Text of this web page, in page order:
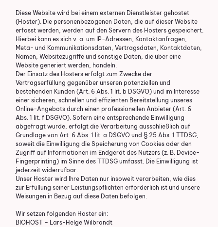
Diese Website wird bei einem externen Dienstleister gehostet
(Hoster). Die personenbezogenen Daten, die auf dieser Website
erfasst werden, werden auf den Servern des Hosters gespeichert.
Hierbei kann es sich v. a. um IP-Adressen, Kontaktanfragen,
Meta- und Kommunikationsdaten, Vertragsdaten, Kontaktdaten,
Namen, Websitezugriffe und sonstige Daten, die über eine
Website generiert werden, handeln.
Der Einsatz des Hosters erfolgt zum Zwecke der
Vertragserfüllung gegenüber unseren potenziellen und
bestehenden Kunden (Art. 6 Abs. 1 lit. b DSGVO) und im Interesse
einer sicheren, schnellen und effizienten Bereitstellung unseres
Online-Angebots durch einen professionellen Anbieter (Art. 6
Abs. 1 lit. f DSGVO). Sofern eine entsprechende Einwilligung
abgefragt wurde, erfolgt die Verarbeitung ausschließlich auf
Grundlage von Art. 6 Abs. 1 lit. a DSGVO und § 25 Abs. 1 TTDSG,
soweit die Einwilligung die Speicherung von Cookies oder den
Zugriff auf Informationen im Endgerät des Nutzers (z. B. Device-
Fingerprinting) im Sinne des TTDSG umfasst. Die Einwilligung ist
jederzeit widerrufbar.
Unser Hoster wird Ihre Daten nur insoweit verarbeiten, wie dies
zur Erfüllung seiner Leistungspflichten erforderlich ist und unsere
Weisungen in Bezug auf diese Daten befolgen.
Wir setzen folgenden Hoster ein:
BIOHOST – Lars-Helge Wilbrandt